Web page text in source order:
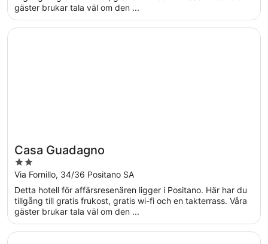
gäster brukar tala väl om den ...
Casa Guadagno
2
out
of
5
Via Fornillo, 34/36 Positano SA
Detta hotell för affärsresenären ligger i Positano. Här har du
tillgång till gratis frukost, gratis wi-fi och en takterrass. Våra
gäster brukar tala väl om den ...
Öppnas i ett nytt fönster
Casa Guadagno
Öppnas i ett nytt fönster
Positano Art Hotel Pasitea